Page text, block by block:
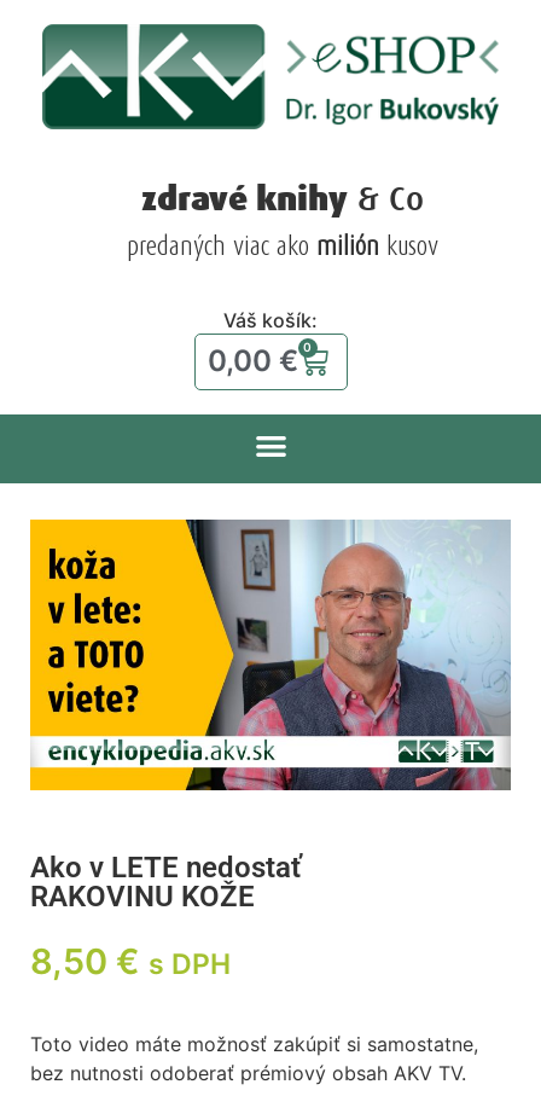
zdravé knihy & Co
predaných viac ako milión kusov
Váš košík:
0,00 € 0
Ako v LETE nedostať
RAKOVINU KOŽE
8,50 € s DPH
Toto video máte možnosť zakúpiť si samostatne,
bez nutnosti odoberať prémiový obsah AKV TV.